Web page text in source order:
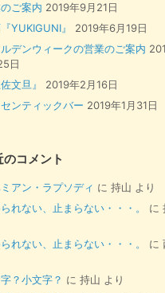
ご案内 2019年9月21日
YUKIGUNI』
2019年6月19日
デンウィークの営業のご案内
日
佐文旦』
2019年2月16日
ンティックバー 2019年1月31日
のコメント
アン・ラプソディ に持山 より
れない、止まらない・・・。
に
れない、止まらない・・・。
に
？小文字？ に持山 より